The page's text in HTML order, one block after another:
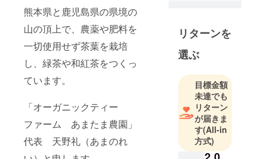
熊本県と鹿児島県の県境の
山の頂上で、農薬や肥料を
一切使用せず茶葉を栽培
し、緑茶や和紅茶をつくっ
ています。
「オーガニックティー
ファーム あまたま農園」
代表 天野礼（あまのれ
ができまし
た。動物た
ちと楽しく
していま
す。よろし
くお願い致
します！
リターンを
選ぶ
目標金額
未達でも
リターン
が届きま
す(All-in
方式)